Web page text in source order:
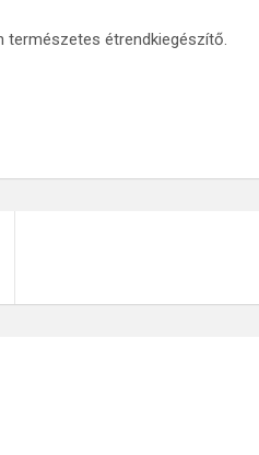
természetes étrendkiegészítő.